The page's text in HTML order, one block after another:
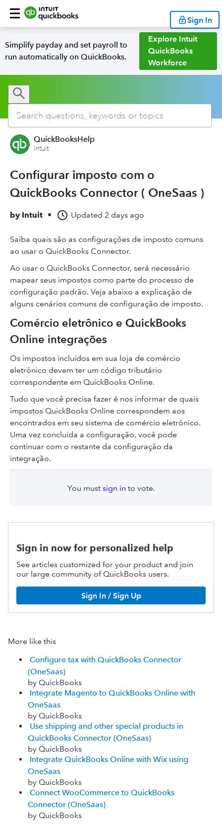
Sign In
Simplify payday and set payroll to
run automatically on QuickBooks.
Explore Intuit
QuickBooks
Workforce
QuickBooksHelp
Intuit
Configurar imposto com o
QuickBooks Connector ( OneSaas )
by Intuit • Updated 2 days ago
Saiba quais são as configurações de imposto comuns
ao usar o QuickBooks Connector.
Ao usar o QuickBooks Connector, será necessário
mapear seus impostos como parte do processo de
configuração padrão. Veja abaixo a explicação de
alguns cenários comuns de configuração de imposto.
Comércio eletrônico e QuickBooks
Online integrações
Os impostos incluídos em sua loja de comércio
eletrônico devem ter um código tributário
correspondente em QuickBooks Online.
Tudo que você precisa fazer é nos informar de quais
impostos QuickBooks Online correspondem aos
encontrados em seu sistema de comércio eletrônico.
Uma vez concluída a configuração, você pode
continuar com o restante da configuração da
integração.
You must sign in to vote.
Sign in now for personalized help
See articles customized for your product and join
our large community of QuickBooks users.
Sign In / Sign Up
More like this
Configure tax with QuickBooks Connector
(OneSaas)
by QuickBooks
Integrate Magento to QuickBooks Online with
OneSaas
by QuickBooks
Use shipping and other special products in
QuickBooks Connector (OneSaas)
by QuickBooks
Integrate QuickBooks Online with Wix using
OneSaas
by QuickBooks
Connect WooCommerce to QuickBooks
Connector (OneSaas)
by QuickBooks